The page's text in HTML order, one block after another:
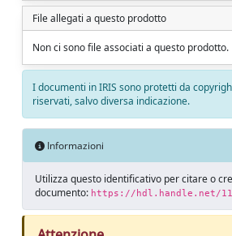
File allegati a questo prodotto
Non ci sono file associati a questo prodotto.
I documenti in IRIS sono protetti da
riservati, salvo diversa indicazione.
Informazioni
Utilizza questo identificativo per citare o
documento: https://hdl.handle.net/